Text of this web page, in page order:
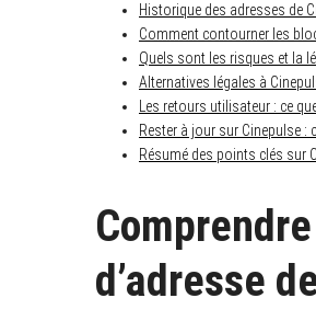
Historique des adresses de
Comment contourner les
Quels sont les risques et la
Alternatives légales à
Les retours utilisateur : ce
Rester à jour sur Cinepulse :
Résumé des points clés sur
d’adresse